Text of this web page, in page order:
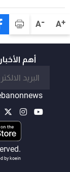
A+
A-
أهم
by koein